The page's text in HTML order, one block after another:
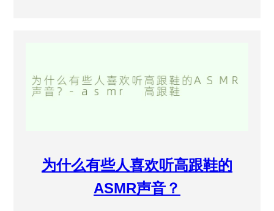
为什么有些人喜欢听高跟鞋的
ASMR声音？